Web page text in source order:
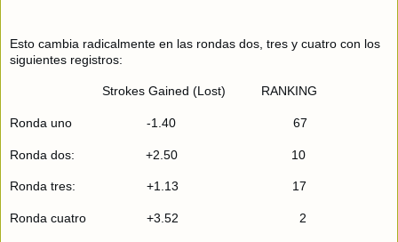
Esto cambia radicalmente en las rondas dos, tres y cuatro con los
siguientes registros:
Strokes Gained (Lost) RANKING
Ronda uno -1.40 67
Ronda dos: +2.50 10
Ronda tres: +1.13 17
Ronda cuatro +3.52 2